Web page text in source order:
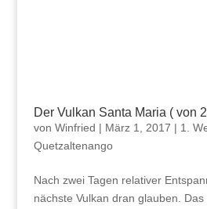
Der Vulkan Santa Maria ( von
von Winfried | März 1, 2017 | 1.
Quetzaltenango
Nach zwei Tagen relativer
nächste Vulkan dran glauben.